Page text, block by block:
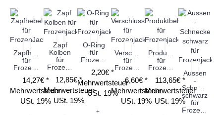
Zapfhebel
für
14,27€ *
Mehrwertsteuer
USt. 19%
Zapf
Kolben
für
Frozenjack
12,85€ *
Mehrwertsteuer
USt. 19%
O-Ring
für
Frozenjack
2,20€ *
Mehrwertsteuer
USt. 19%
+
Verschlusskappe
für
Frozenjack
6,60€ *
Mehrwertsteuer
USt. 19%
Produktbehälter
für
Frozenjack
113,65€ *
Mehrwertsteuer
USt. 19%
Aussen
-
Schnecke
schwarz
für
Frozenjack